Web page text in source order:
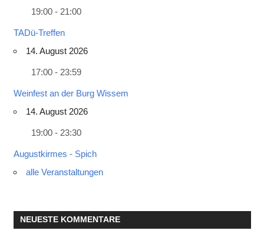
19:00 - 21:00
TADü-Treffen
14. August 2026
17:00 - 23:59
Weinfest an der Burg Wissem
14. August 2026
19:00 - 23:30
Augustkirmes - Spich
alle Veranstaltungen
NEUESTE KOMMENTARE